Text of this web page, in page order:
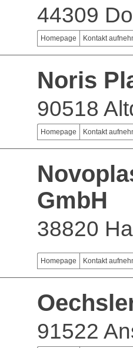
44309
Homepage Kontakt
Noris
90518
Homepage Kontakt
GmbH
38820
Homepage Kontakt
91522